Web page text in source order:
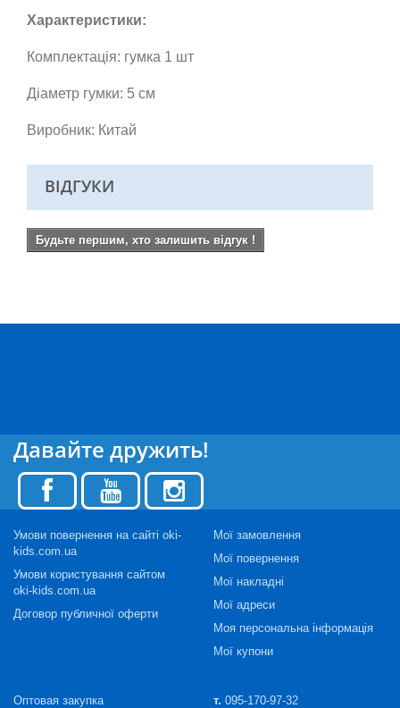
Характеристики:
Комплектація: гумка 1 шт
Діаметр гумки: 5 см
Виробник: Китай
ВІДГУКИ
Будьте першим, хто залишить відгук !
Давайте дружить!
Умови повернення на сайті oki-
kids.com.ua
Умови користування сайтом
oki-kids.com.ua
Договор публичної оферти
Мої замовлення
Мої повернення
Мої накладні
Мої адреси
Моя персональна інформація
Мої купони
Оптовая закупка
т. 095-170-97-32